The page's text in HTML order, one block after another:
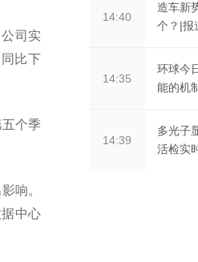
司实
比下
个季
响。
中心
14:40
造车新
个？|报
14:35
环球今
能的机
14:39
多光子
活检实